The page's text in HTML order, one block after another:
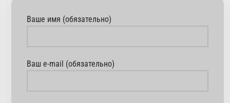
Ваше имя (обязательно)
Ваш e-mail (обязательно)